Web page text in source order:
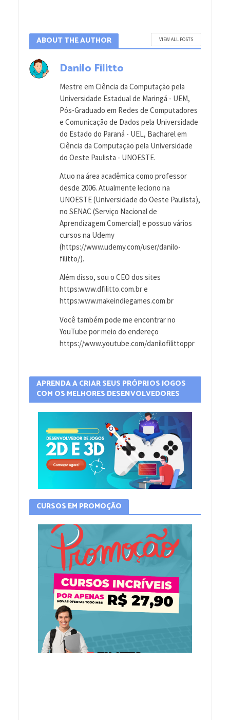
ABOUT THE AUTHOR VIEW ALL POSTS
Danilo Filitto
Mestre em Ciência da Computação pela
Universidade Estadual de Maringá - UEM,
Pós-Graduado em Redes de Computadores
e Comunicação de Dados pela Universidade
do Estado do Paraná - UEL, Bacharel em
Ciência da Computação pela Universidade
do Oeste Paulista - UNOESTE.
Atuo na área acadêmica como professor
desde 2006. Atualmente leciono na
UNOESTE (Universidade do Oeste Paulista),
no SENAC (Serviço Nacional de
Aprendizagem Comercial) e possuo vários
cursos na Udemy
(https://www.udemy.com/user/danilo-
filitto/).
Além disso, sou o CEO dos sites
https:www.dfilitto.com.br e
https:www.makeindiegames.com.br
Você também pode me encontrar no
YouTube por meio do endereço
https://www.youtube.com/danilofilittoppr
APRENDA A CRIAR SEUS PRÓPRIOS JOGOS
COM OS MELHORES DESENVOLVEDORES
CURSOS EM PROMOÇÃO